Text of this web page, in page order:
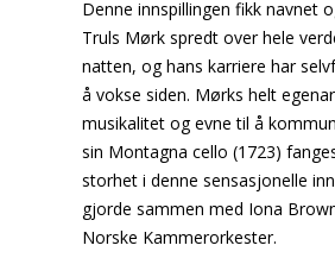
Denne innspillingen fikk navnet
Truls Mørk spredt over hele
natten, og hans karriere har
å vokse siden. Mørks helt
musikalitet og evne til å
sin Montagna cello (1723)
storhet i denne sensasjonelle
gjorde sammen med Iona
Norske Kammerorkester.